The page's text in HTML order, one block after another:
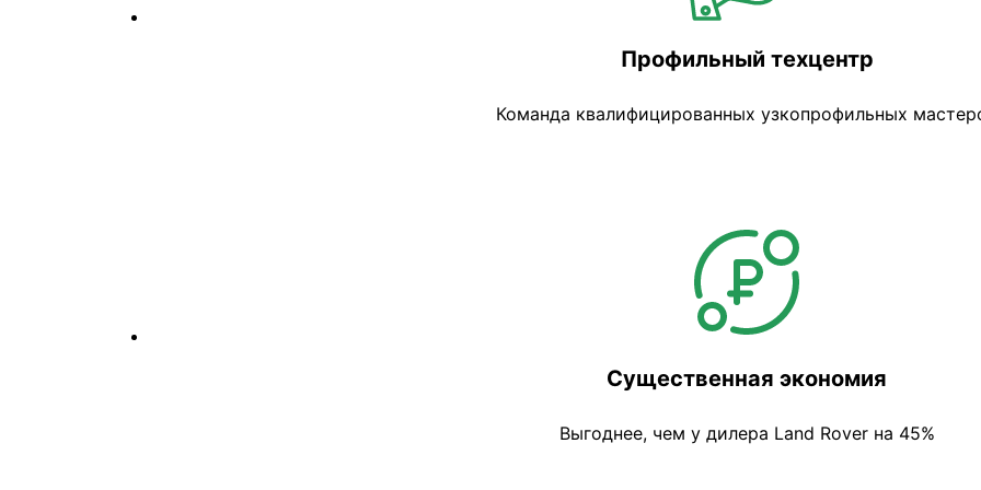
Профильный техцентр
Команда квалифицированных узкопрофильных
Существенная экономия
Выгоднее, чем у дилера Land Rover на 45%